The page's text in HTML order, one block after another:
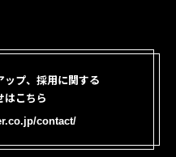
ップ、採用に関する
はこちら
contact/